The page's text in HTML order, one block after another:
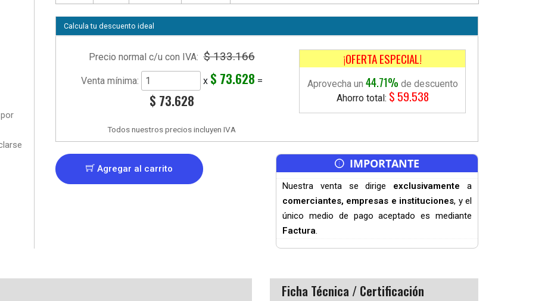
Calcula tu descuento ideal
Precio normal c/u con IVA: $ 133.166
Venta mínima: x $ 73.628 =
$ 73.628
Todos nuestros precios incluyen IVA
¡OFERTA ESPECIAL!
Aprovecha un 44.71% de descuento
Ahorro total: $ 59.538
Agregar al carrito IMPORTANTE
Nuestra venta se dirige exclusivamente a
comerciantes, empresas e instituciones, y el
único medio de pago aceptado es mediante
Factura.
Ficha Técnica / Certificación